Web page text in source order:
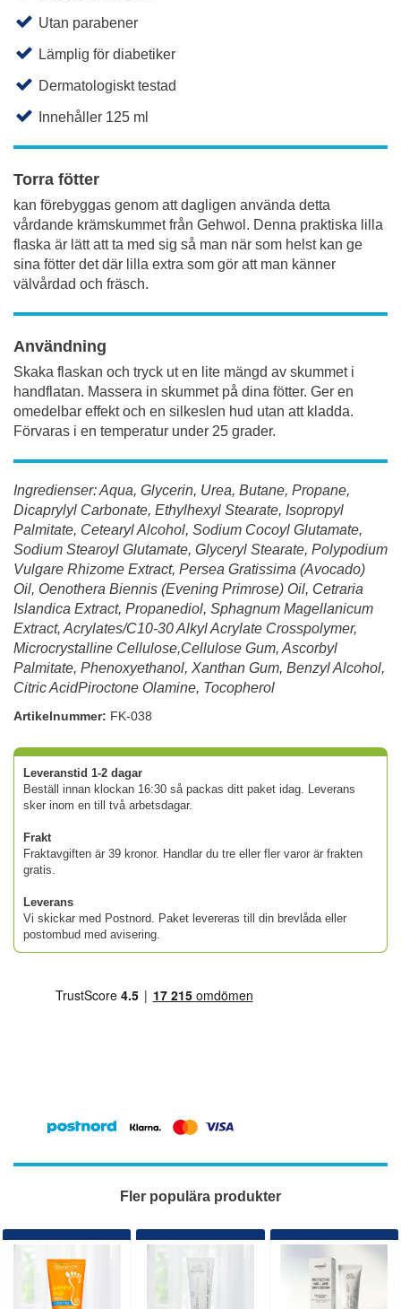
Utan parabener
Lämplig för diabetiker
Dermatologiskt testad
Innehåller 125 ml
Torra fötter
kan förebyggas genom att dagligen använda detta
vårdande krämskummet från Gehwol. Denna praktiska lilla
flaska är lätt att ta med sig så man när som helst kan ge
sina fötter det där lilla extra som gör att man känner
välvårdad och fräsch.
Användning
Skaka flaskan och tryck ut en lite mängd av skummet i
handflatan. Massera in skummet på dina fötter. Ger en
omedelbar effekt och en silkeslen hud utan att kladda.
Förvaras i en temperatur under 25 grader.
Ingredienser: Aqua, Glycerin, Urea, Butane, Propane,
Dicaprylyl Carbonate, Ethylhexyl Stearate, Isopropyl
Palmitate, Cetearyl Alcohol, Sodium Cocoyl Glutamate,
Sodium Stearoyl Glutamate, Glyceryl Stearate, Polypodium
Vulgare Rhizome Extract, Persea Gratissima (Avocado)
Oil, Oenothera Biennis (Evening Primrose) Oil, Cetraria
Islandica Extract, Propanediol, Sphagnum Magellanicum
Extract, Acrylates/C10-30 Alkyl Acrylate Crosspolymer,
Microcrystalline Cellulose,Cellulose Gum, Ascorbyl
Palmitate, Phenoxyethanol, Xanthan Gum, Benzyl Alcohol,
Citric AcidPiroctone Olamine, Tocopherol
Artikelnummer: FK-038
Leveranstid 1-2 dagar
Beställ innan klockan 16:30 så packas ditt paket idag. Leverans
sker inom en till två arbetsdagar.
Frakt
Fraktavgiften är 39 kronor. Handlar du tre eller fler varor är frakten
gratis.
Leverans
Vi skickar med Postnord. Paket levereras till din brevlåda eller
postombud med avisering.
Fler populära produkter